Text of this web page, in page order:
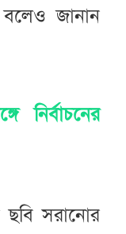
জানান
নির্বাচনের
ছবি সরানোর